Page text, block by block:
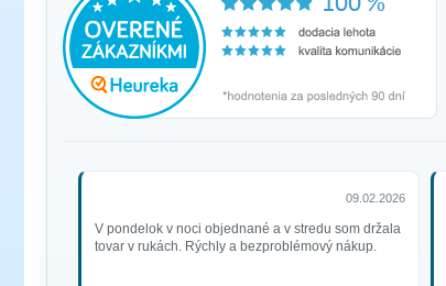
09.02.2026
V pondelok v noci objednané a v stredu som držala
tovar v rukách. Rýchly a bezproblémový nákup.